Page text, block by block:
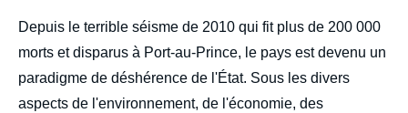
Depuis le terrible séisme de 2010 qui fit plus de 200 000
morts et disparus à Port-au-Prince, le pays est devenu un
paradigme de déshérence de l'État. Sous les divers
aspects de l'environnement, de l'économie, des